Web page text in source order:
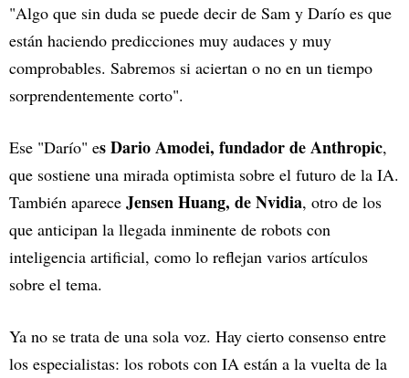
"Algo que sin duda se puede decir de Sam y Darío es que
están haciendo predicciones muy audaces y muy
comprobables. Sabremos si aciertan o no en un tiempo
sorprendentemente corto".
Ese "Darío" es Dario Amodei, fundador de Anthropic,
que sostiene una mirada optimista sobre el futuro de la IA.
También aparece Jensen Huang, de Nvidia, otro de los
que anticipan la llegada inminente de robots con
inteligencia artificial, como lo reflejan varios artículos
sobre el tema.
Ya no se trata de una sola voz. Hay cierto consenso entre
los especialistas: los robots con IA están a la vuelta de la